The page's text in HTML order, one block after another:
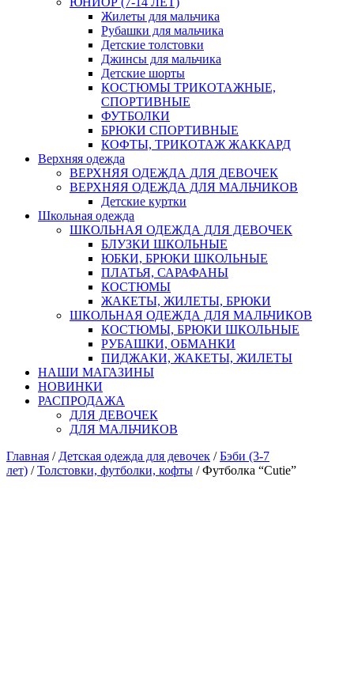
Жилеты для мальчика
Рубашки для мальчика
Детские толстовки
Джинсы для мальчика
Детские шорты
КОСТЮМЫ ТРИКОТАЖНЫЕ,
СПОРТИВНЫЕ
ФУТБОЛКИ
БРЮКИ СПОРТИВНЫЕ
КОФТЫ, ТРИКОТАЖ ЖАККАРД
Верхняя одежда
ВЕРХНЯЯ ОДЕЖДА ДЛЯ ДЕВОЧЕК
ВЕРХНЯЯ ОДЕЖДА ДЛЯ МАЛЬЧИКОВ
Детские куртки
Школьная одежда
ШКОЛЬНАЯ ОДЕЖДА ДЛЯ ДЕВОЧЕК
БЛУЗКИ ШКОЛЬНЫЕ
ЮБКИ, БРЮКИ ШКОЛЬНЫЕ
ПЛАТЬЯ, САРАФАНЫ
КОСТЮМЫ
ЖАКЕТЫ, ЖИЛЕТЫ, БРЮКИ
ШКОЛЬНАЯ ОДЕЖДА ДЛЯ МАЛЬЧИКОВ
КОСТЮМЫ, БРЮКИ ШКОЛЬНЫЕ
РУБАШКИ, ОБМАНКИ
ПИДЖАКИ, ЖАКЕТЫ, ЖИЛЕТЫ
НАШИ МАГАЗИНЫ
НОВИНКИ
РАСПРОДАЖА
ДЛЯ ДЕВОЧЕК
ДЛЯ МАЛЬЧИКОВ
Главная / Детская одежда для девочек /Бэби (3-7
лет) /Толстовки, футболки, кофты / Футболка “Cutie”